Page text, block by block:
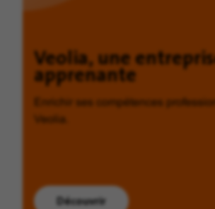
Veolia, une
apprenante
Enrichir ses compétences
Veolia.
Découvrir